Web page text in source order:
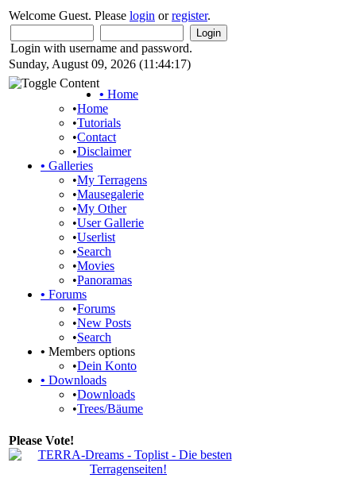
Welcome Guest. Please login orregister.
Login with username and password.
Sunday, August 09, 2026 (11:44:17)
• Home
•Home
•Tutorials
•Contact
•Disclaimer
• Galleries
•My Terragens
•Mausegalerie
•My Other
•User Gallerie
•Userlist
•Search
•Movies
•Panoramas
• Forums
•Forums
•New Posts
•Search
• Members options
•Dein Konto
• Downloads
•Downloads
•Trees/Bäume
Please Vote!